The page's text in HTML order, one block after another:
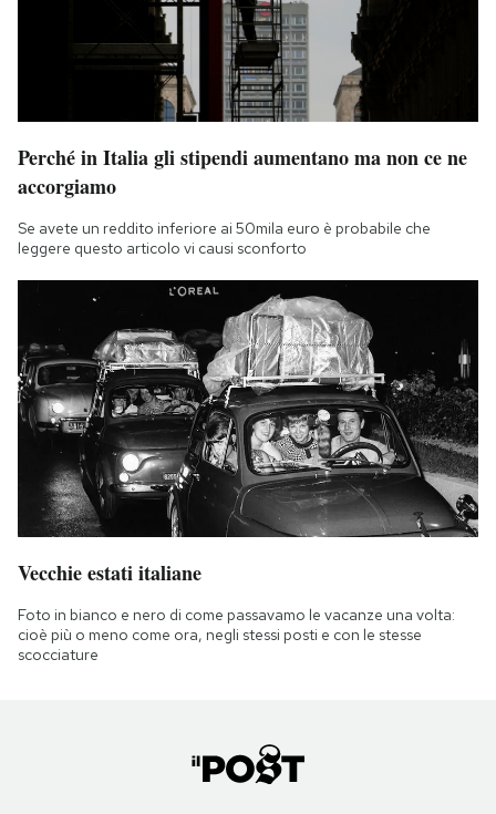
Perché in Italia gli stipendi aumentano ma non ce ne
accorgiamo
Se avete un reddito inferiore ai 50mila euro è probabile che
leggere questo articolo vi causi sconforto
Vecchie estati italiane
Foto in bianco e nero di come passavamo le vacanze una volta:
cioè più o meno come ora, negli stessi posti e con le stesse
scocciature